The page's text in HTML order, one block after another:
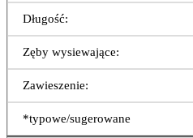
Długość:
Zęby wysiewające:
Zawieszenie:
*typowe/sugerowane